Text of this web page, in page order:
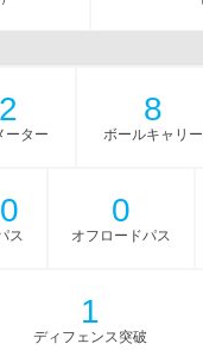
ーター
8
ボールキャリー
0
ス
0
オフロードパス
1
ディフェンス突破